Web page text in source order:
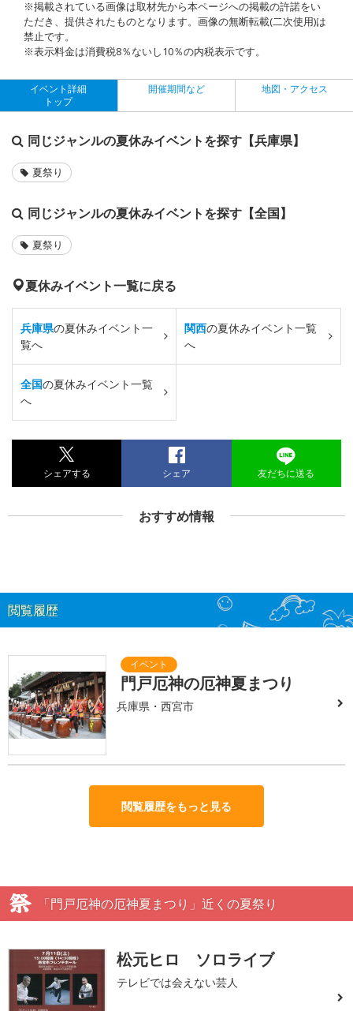
※掲載されている画像は取材先から本ページへの掲載の許諾をい
ただき、提供されたものとなります。画像の無断転載(二次使用)は
禁止です。
※表示料金は消費税8％ないし10％の内税表示です。
イベント詳細
トップ
開催期間など 地図・アクセス
同じジャンルの夏休みイベントを探す【兵庫県】
夏祭り
同じジャンルの夏休みイベントを探す【全国】
夏祭り
夏休みイベント一覧に戻る
兵庫県の夏休みイベント一
覧へ
関西の夏休みイベント一覧
へ
全国の夏休みイベント一覧
へ
シェアする シェア 友だちに送る
おすすめ情報
閲覧履歴
門戸厄神の厄神夏まつり
兵庫県・西宮市
閲覧履歴をもっと見る
「門戸厄神の厄神夏まつり」近くの夏祭り
松元ヒロ ソロライブ
テレビでは会えない芸人